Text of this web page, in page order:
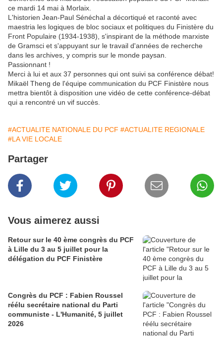
ce mardi 14 mai à Morlaix.
L'historien Jean-Paul Sénéchal a décortiqué et raconté avec
maestria les logiques de bloc sociaux et politiques du Finistère du
Front Populaire (1934-1938), s'inspirant de la méthode marxiste
de Gramsci et s'appuyant sur le travail d'années de recherche
dans les archives, y compris sur le monde paysan.
Passionnant !
Merci à lui et aux 37 personnes qui ont suivi sa conférence débat!
Mikaël Theng de l'équipe communication du PCF Finistère nous
mettra bientôt à disposition une vidéo de cette conférence-débat
qui a rencontré un vif succès.
#ACTUALITE NATIONALE DU PCF #ACTUALITE REGIONALE
#LA VIE LOCALE
Partager
Vous aimerez aussi
Retour sur le 40 ème congrès du PCF
à Lille du 3 au 5 juillet pour la
délégation du PCF Finistère
Congrès du PCF : Fabien Roussel
réélu secrétaire national du Parti
communiste - L'Humanité, 5 juillet
2026